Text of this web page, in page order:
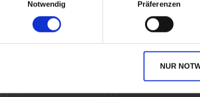
Notwendig
Präferenzen
NUR
zzgl. MwSt.
3,68 € / l
zzgl. MwSt.
47,64 € / l